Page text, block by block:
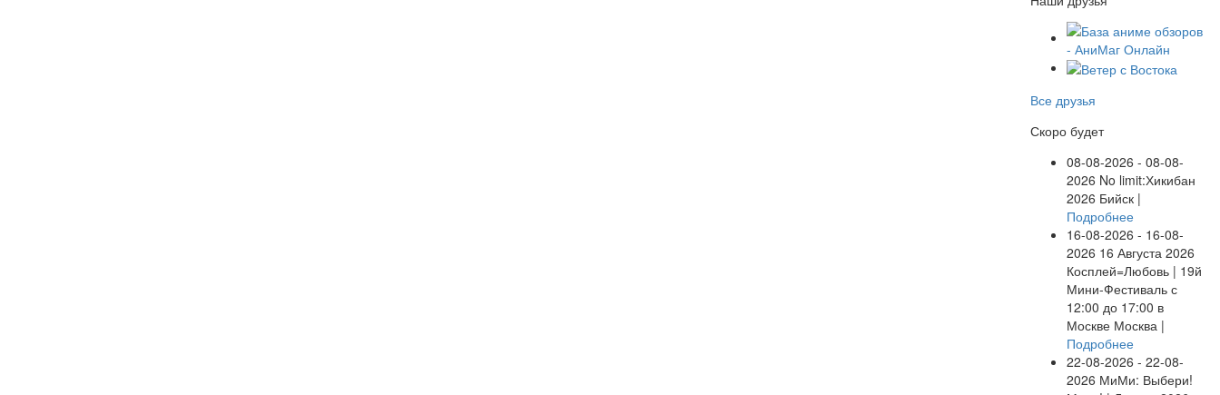
Все друзья
Скоро будет
08-08-2026 - 08-08-
2026 No limit:Хикибан
2026 Бийск |
Подробнее
16-08-2026 - 16-08-
2026 16 Августа 2026
Косплей=Любовь | 19й
Мини-Фестиваль с
12:00 до 17:00 в
Москве Москва |
Подробнее
22-08-2026 - 22-08-
2026 МиМи: Выбери!